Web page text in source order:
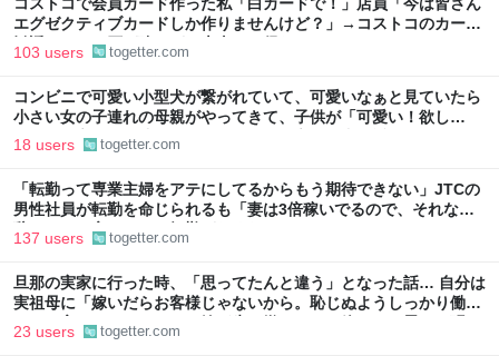
コストコで会員カード作った私「白カードで！」店員「今は皆さん
エグゼクティブカードしか作りませんけど？」→コストコのカード
勧誘はやたら圧が強いが、本当にお得なの？
103 users togetter.com
コンビニで可愛い小型犬が繋がれていて、可愛いなぁと見ていたら
小さい女の子連れの母親がやってきて、子供が「可愛い！欲し
い！」と言うと「連れて帰ろうか？」と言って犬に近づいて行った
18 users togetter.com
「転勤って専業主婦をアテにしてるからもう期待できない」JTCの
男性社員が転勤を命じられるも「妻は3倍稼いでるので、それなら
辞める」と言ったら、転勤がなくなった
137 users togetter.com
旦那の実家に行った時、「思ってたんと違う」となった話… 自分は
実祖母に「嫁いだらお客様じゃないから。恥じぬようしっかり働
け」と言われていたので、嫁ぎ先で嫌われたら終わりと思い、張り
切っていた
23 users togetter.com